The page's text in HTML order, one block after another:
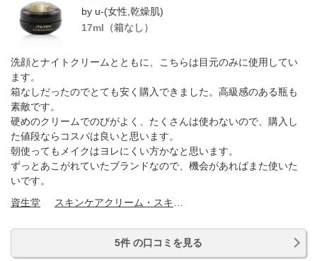
by u-(女性,乾燥肌)
17ml（箱なし）
洗顔とナイトクリームとともに、こちらは目元のみに使用してい
ます。
箱なしだったのでとても安く購入できました。高級感のある瓶も
素敵です。
硬めのクリームでのびがよく、たくさんは使わないので、購入し
た値段ならコスパは良いと思います。
朝使ってもメイクはヨレにくい方かなと思います。
ずっとあこがれていたブランドなので、機会があればまた使いた
いです。
資生堂
5件 の口コミを見る